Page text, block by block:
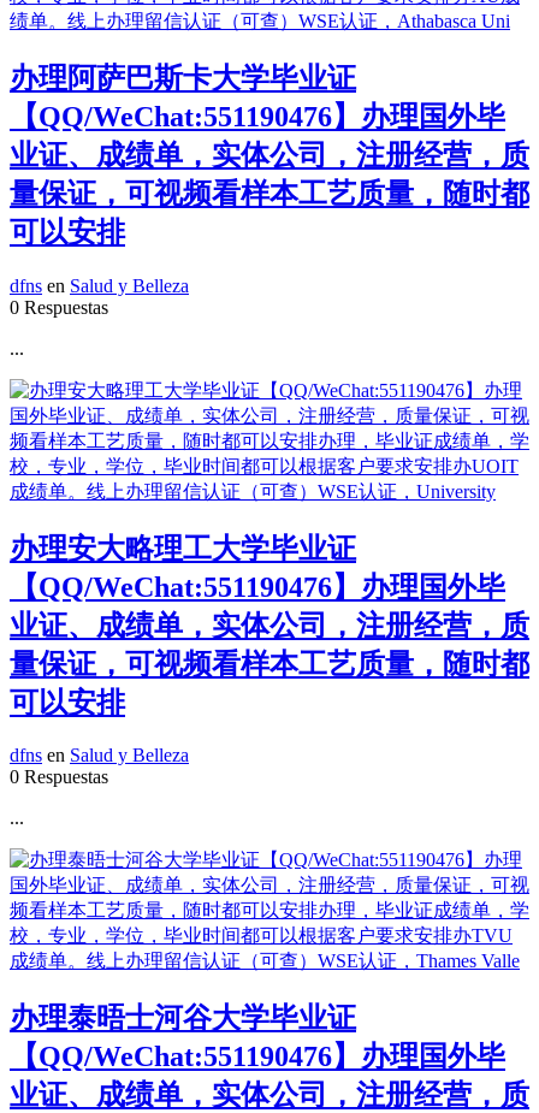
办理阿萨巴斯卡大学毕业证
【QQ/WeChat:551190476】办理国外毕
业证、成绩单，实体公司，注册经营，质
量保证，可视频看样本工艺质量，随时都
可以安排
dfns en Salud y Belleza
0 Respuestas
...
办理安大略理工大学毕业证
【QQ/WeChat:551190476】办理国外毕
业证、成绩单，实体公司，注册经营，质
量保证，可视频看样本工艺质量，随时都
可以安排
dfns en Salud y Belleza
0 Respuestas
...
办理泰晤士河谷大学毕业证
【QQ/WeChat:551190476】办理国外毕
业证、成绩单，实体公司，注册经营，质